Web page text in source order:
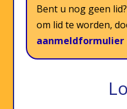
Bent u nog geen
om lid te worden,
aanmeldformulier